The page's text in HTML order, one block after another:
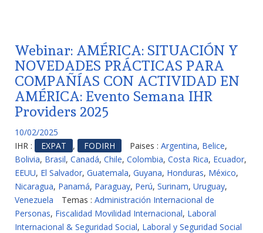
Webinar: AMÉRICA: SITUACIÓN Y
NOVEDADES PRÁCTICAS PARA
COMPAÑÍAS CON ACTIVIDAD EN
AMÉRICA: Evento Semana IHR
Providers 2025
10/02/2025
IHR :
EXPAT , FODIRH Paises : Argentina, Belice,
Bolivia, Brasil, Canadá, Chile, Colombia, Costa Rica, Ecuador,
EEUU, El Salvador, Guatemala, Guyana, Honduras, México,
Nicaragua, Panamá, Paraguay, Perú, Surinam, Uruguay,
Venezuela
Temas : Administración Internacional de
Personas, Fiscalidad Movilidad Internacional, Laboral
Internacional & Seguridad Social, Laboral y Seguridad Social